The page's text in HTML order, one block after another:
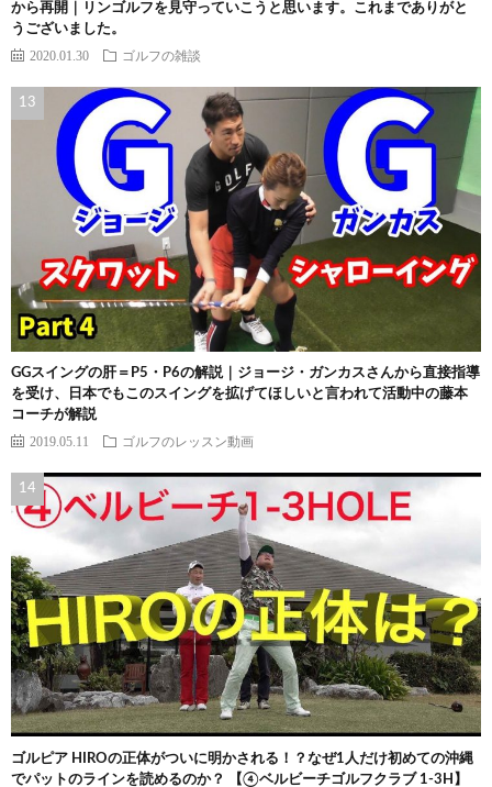
から再開｜リンゴルフを見守っていこうと思います。これまでありがと
うございました。
2020.01.30 ゴルフの雑談
GGスイングの肝＝P5・P6の解説｜ジョージ・ガンカスさんから直接指導
を受け、日本でもこのスイングを拡げてほしいと言われて活動中の藤本
コーチが解説
2019.05.11 ゴルフのレッスン動画
ゴルピア HIROの正体がついに明かされる！？なぜ1人だけ初めての沖縄
でパットのラインを読めるのか？ 【④ベルビーチゴルフクラブ 1-3H】